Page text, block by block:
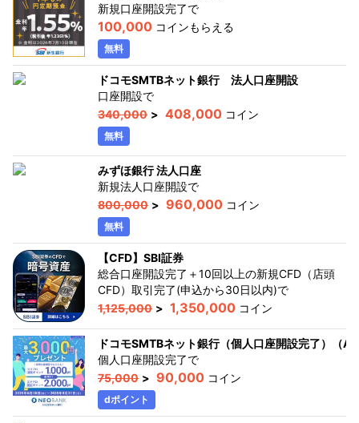
新規口座開設完了で
100,000 コインもらえる
無料
ドコモSMTBネット銀行 法人口座開設
口座開設で
340,000 > 408,000 コイン
無料
みずほ銀行 法人口座
新規法人口座開設で
800,000 > 960,000 コイン
無料
【CFD】SBI証券
総合口座開設完了＋10回以上の新規CFD（店頭
CFD）取引完了(申込から30日以内)で
1,125,000 > 1,350,000 コイン
ドコモSMTBネット銀行（個人口座開設完了）（
個人口座開設完了で
75,000 > 90,000 コイン
dポイント